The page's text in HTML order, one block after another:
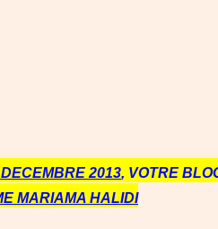
2013, VOTRE
MARIAMA HALIDI